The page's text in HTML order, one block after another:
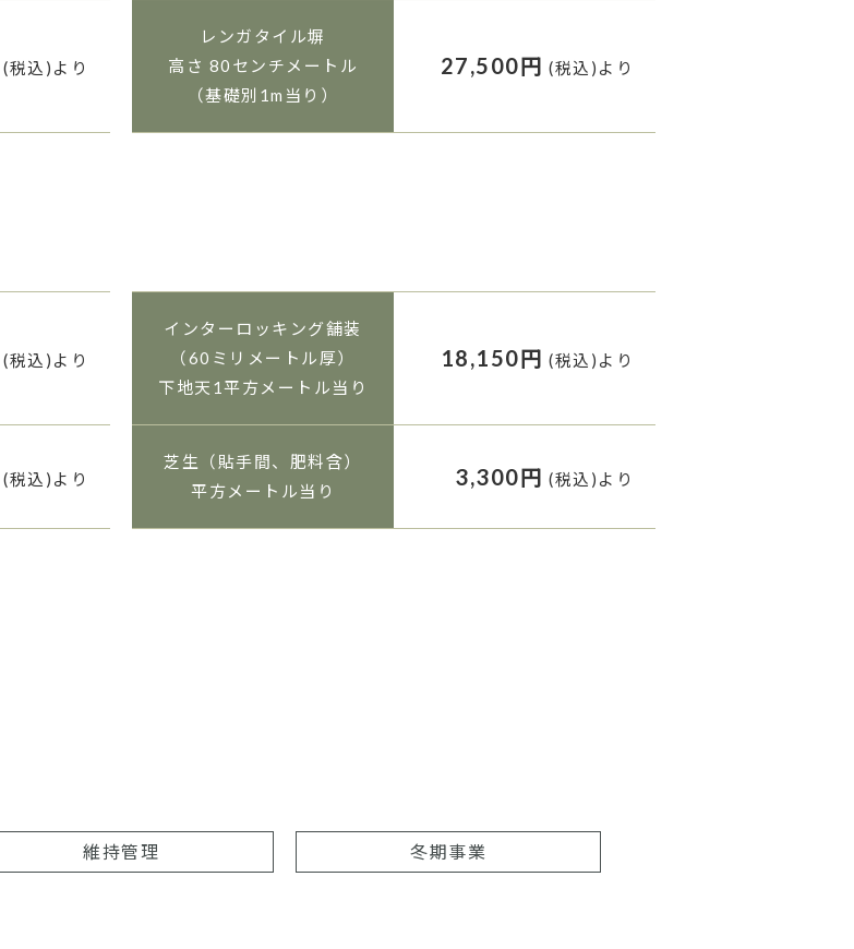
(税込)より
レンガタイル塀
高さ 80センチメートル
（基礎別1m当り）
27,500円 (税込)より
(税込)より
インターロッキング舗装
（60ミリメートル厚）
下地天1平方メートル当り
18,150円 (税込)より
(税込)より
芝生（貼手間、肥料含）
平方メートル当り
3,300円 (税込)より
維持管理 冬期事業